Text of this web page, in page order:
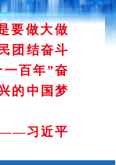
要做大做
团结奋斗
一百年”奋
的中国梦
习近平